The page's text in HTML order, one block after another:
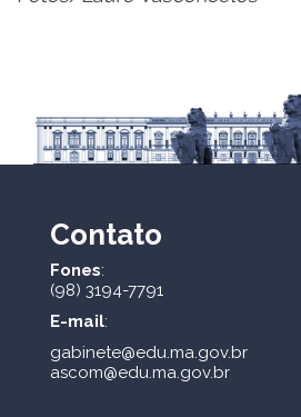
Contato
Fones:
(98) 3194-7791
E-mail:
gabinete@edu.ma.gov.br
ascom@edu.ma.gov.br